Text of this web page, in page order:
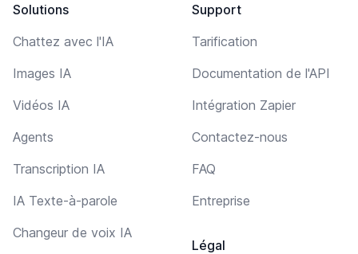
Solutions
Chattez avec l'IA
Images IA
Vidéos IA
Agents
Transcription IA
IA Texte-à-parole
Changeur de voix IA
Support
Tarification
Documentation de l'API
Intégration Zapier
Contactez-nous
FAQ
Entreprise
Légal